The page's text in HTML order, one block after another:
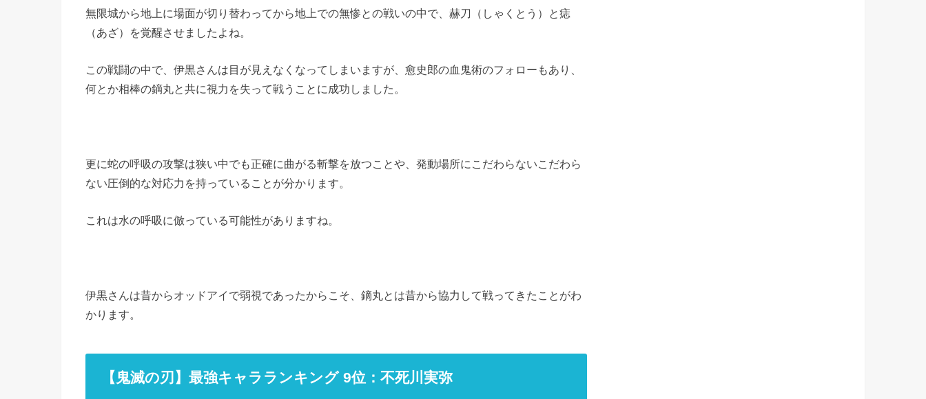
無限城から地上に場面が切り替わってから地上での無惨との戦いの中で、赫刀（しゃくとう）と痣
（あざ）を覚醒させましたよね。
この戦闘の中で、伊黒さんは目が見えなくなってしまいますが、 愈史郎の血鬼術のフォローもあり、
何とか相棒の鏑丸と共に視力を失って戦うことに成功しました。
更に蛇の呼吸の攻撃は狭い中でも正確に曲がる斬撃を放つことや、発動場所にこだわらないこだわら
ない圧倒的な対応力を持っていることが分かります。
これは水の呼吸に倣っている可能性がありますね。
伊黒さんは昔からオッドアイで弱視であったからこそ、鏑丸とは昔から協力して戦ってきたことがわ
かります。
【鬼滅の刃】最強キャラランキング 9位：不死川実弥